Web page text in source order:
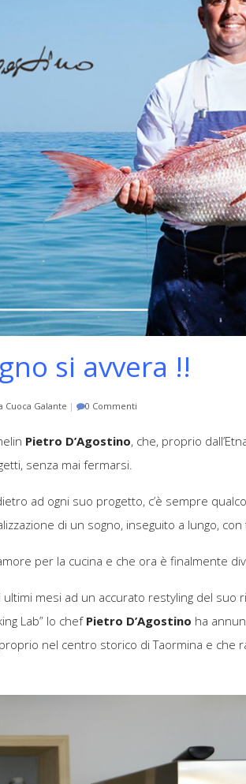
si avvera !!
Cuoca Galante | 0 Commenti
Pietro D’Agostino, che, proprio
senza mai fermarsi.
ad ogni suo progetto, c’è sempre
di un sogno, inseguito a lungo,
per la cucina e che ora è finalmente
mesi ad un accurato restyling del suo
Lab” lo chefPietro D’Agostino ha
nel centro storico di Taormina e che